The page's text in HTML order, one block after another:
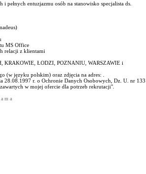
entuzjazmu osób na stanowisko specjalista ds.
MS Office
relacji z klientami
KRAKOWIE, ŁODZI, POZNANIU, WARSZAWIE i
(w języku polskim) oraz zdjęcia na adres: .
28.08.1997 r. o Ochronie Danych Osobowych, Dz. U. nr 133
w mojej ofercie dla potrzeb rekrutacji".
m a